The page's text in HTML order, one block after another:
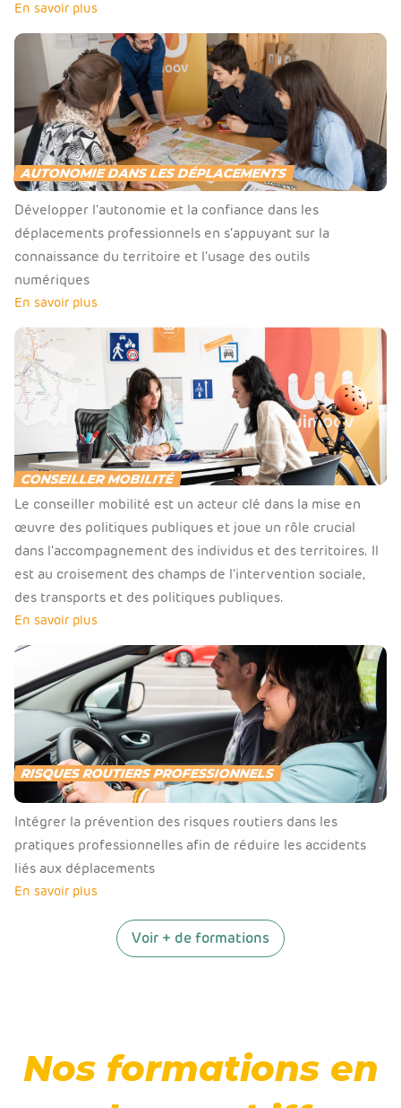
En savoir plus
AUTONOMIE DANS LES DÉPLACEMENTS
Développer l’autonomie et la confiance dans les
déplacements professionnels en s’appuyant sur la
connaissance du territoire et l’usage des outils
numériques
En savoir plus
CONSEILLER MOBILITÉ
Le conseiller mobilité est un acteur clé dans la mise en
œuvre des politiques publiques et joue un rôle crucial
dans l'accompagnement des individus et des territoires. Il
est au croisement des champs de l’intervention sociale,
des transports et des politiques publiques.
En savoir plus
RISQUES ROUTIERS PROFESSIONNELS
Intégrer la prévention des risques routiers dans les
pratiques professionnelles afin de réduire les accidents
liés aux déplacements
En savoir plus
Voir + de formations
Nos formations en